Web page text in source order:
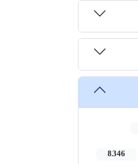
8,346